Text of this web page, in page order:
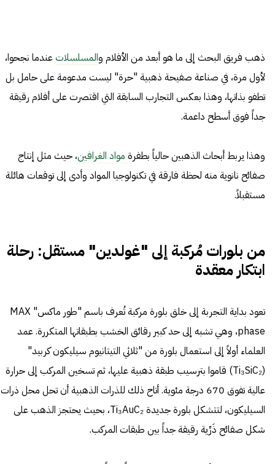
ذهب فريق البحث إلى ما هو أبعد من الأفلام والمسلسلات عندما نجحوا،
لأول مرة، في صناعة صفيحة ذهبية "حرة" ليست مدعومة على حامل بل
تطفو بذاتها، وهذا بعكس التجارب السابقة التي اقتصرت على أفلام رقيقة
جداً فوق أسطح داعمة.
وهذا يربط أبحاث الذهبين حالياً بطفرة مواد الغرافين، حيث مثل إنتاج
صفائح نانوية منه لحظة فارقة في تكنولوجيا المواد وأدى إلى توقعات هائلة
مستقبلاً.
من بلورات مُركبة إلى "غولدين" مستقل: رحلة
ابتكار معقدة
تعود بداية التجربة إلى خلق بلورة مركبة تُعرف باسم "طور ماكس" MAX
phase، وهي تشبه إلى حد كبير رقائق الخشب بطبقاتها المتكررة. عمد
العلماء أولاً إلى استعمال بلورة من "ثلاثي التيتانيوم سيليكون كربيد"
(Ti₃SiC₂) قاموا بترسيب طبقة ذهبية عليها، ثم تسخين المركب إلى حرارة
عالية تفوق 670 درجة مئوية. أتاح ذلك للذرات الذهبية أن تحل محل ذرات
السيليكون، لتتشكل بلورة جديدة Ti₃AuC₂، بحيث يحتجز الذهب على
شكل صفائح ذَرِّية رقيقة جداً بين طبقات المركب.